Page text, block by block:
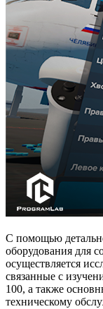
С помощью
оборудования для
осуществляется
связанные с
100, а также
техническому